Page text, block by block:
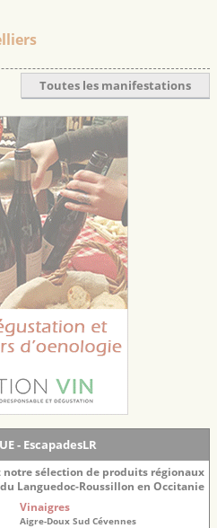
Toutes les manifestations
- EscapadesLR
notre sélection de produits régionaux
du Languedoc-Roussillon en Occitanie
Vinaigres
Aigre-Doux Sud Cévennes